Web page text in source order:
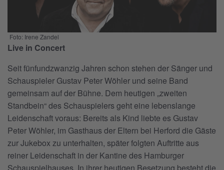
Foto: Irene Zandel
Live in Concert
Seit fünfundzwanzig Jahren schon stehen der Sänger und
Schauspieler Gustav Peter Wöhler und seine Band
gemeinsam auf der Bühne. Dem heutigen „zweiten
Standbein“ des Schauspielers geht eine lebenslange
Leidenschaft voraus: Bereits als Kind liebte es Gustav
Peter Wöhler, im Gasthaus der Eltern bei Herford die Gäste
zur Jukebox zu unterhalten, später folgten Auftritte aus
reiner Leidenschaft in der Kantine des Hamburger